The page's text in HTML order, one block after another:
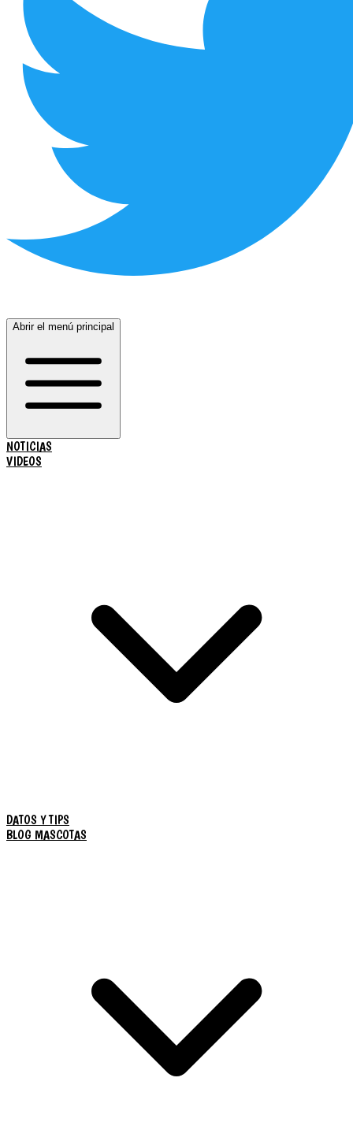
Abrir el menú principal
NOTICIAS
VIDEOS
DATOS Y TIPS
BLOG MASCOTAS